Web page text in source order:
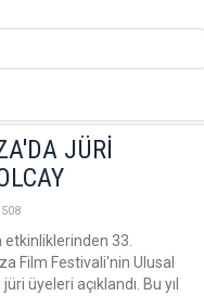
JÜRİ
33.
Film Festivali'nin Ulusal
üyeleri açıklandı. Bu yıl